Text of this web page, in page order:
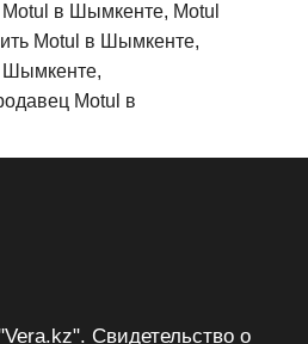
в Шымкенте, Motul
Motul в Шымкенте,
Шымкенте,
Motul в
Свидетельство о